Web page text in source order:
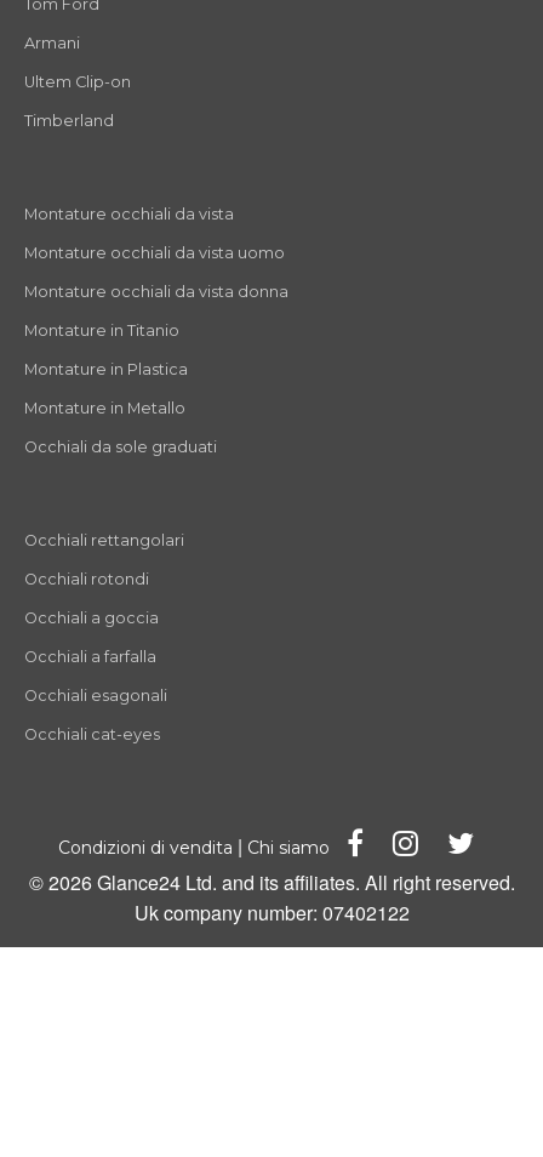
Tom Ford
Armani
Ultem Clip-on
Timberland
Montature occhiali da vista
Montature occhiali da vista uomo
Montature occhiali da vista donna
Montature in Titanio
Montature in Plastica
Montature in Metallo
Occhiali da sole graduati
Occhiali rettangolari
Occhiali rotondi
Occhiali a goccia
Occhiali a farfalla
Occhiali esagonali
Occhiali cat-eyes
Condizioni di vendita | Chi siamo
© 2026 Glance24 Ltd. and its affiliates. All right reserved.
Uk company number: 07402122